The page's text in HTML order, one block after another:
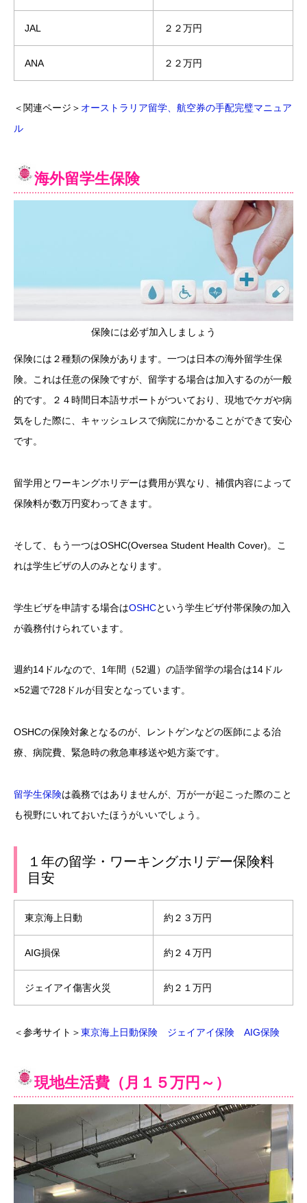
JAL ２２万円
ANA ２２万円
＜関連ページ＞ オーストラリア留学、航空券の手配完璧マニュア
ル
海外留学生保険
保険には必ず加入しましょう
保険には２種類の保険があります。一つは日本の海外留学生保
険。これは任意の保険ですが、留学する場合は加入するのが一般
的です。２４時間日本語サポートがついており、現地でケガや病
気をした際に、キャッシュレスで病院にかかることができて安心
です。
留学用とワーキングホリデーは費用が異なり、補償内容によって
保険料が数万円変わってきます。
そして、もう一つはOSHC(Oversea Student Health Cover)。こ
れは学生ビザの人のみとなります。
学生ビザを申請する場合はOSHCという学生ビザ付帯保険の加入
が義務付けられています。
週約14ドルなので、1年間（52週）の語学留学の場合は14ドル
×52週で728ドルが目安となっています。
OSHCの保険対象となるのが、レントゲンなどの医師による治
療、病院費、緊急時の救急車移送や処方薬です。
留学生保険は義務ではありませんが、万が一が起こった際のこと
も視野にいれておいたほうがいいでしょう。
１年の留学・ワーキングホリデー保険料
目安
東京海上日動 約２３万円
AIG損保 約２４万円
ジェイアイ傷害火災 約２１万円
＜参考サイト＞東京海上日動保険 ジェイアイ保険 AIG保険
現地生活費 （月１５万円～）